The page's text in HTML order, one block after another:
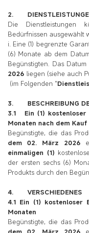
2.
Die Dienstleistungen
Bedürfnissen ausgewählt
i. Eine (1) begrenzte
(6) Monate ab dem
Begünstigten. Das
2026 liegen (siehe auch
(im Folgenden "
3. BESCHREIBUNG
3.1 Ein (1) kostenloser
Monaten nach dem Kauf
Begünstigte, die das
dem 02. März 2026
einmaligen (1)
der ersten sechs (6)
Produkts durch den
4. VERSCHIEDENES
4.1 Ein (1) kostenloser
Monaten
Begünstigte, die das